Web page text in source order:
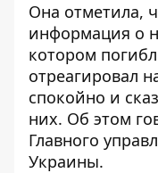
Она отметила,
информация о
котором
отреагировал
спокойно и
них. Об этом
Главного
Украины.